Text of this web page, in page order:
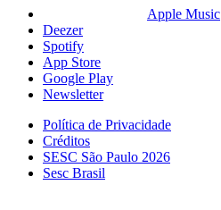
Apple Music
Deezer
Spotify
App Store
Google Play
Newsletter
Política de Privacidade
Créditos
SESC São Paulo 2026
Sesc Brasil